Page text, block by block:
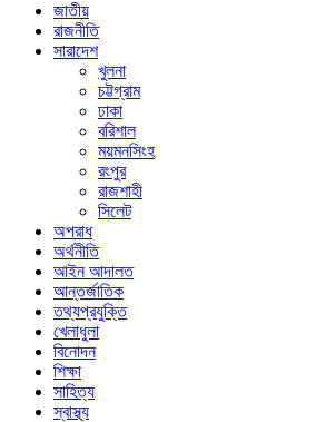
জাতীয়
রাজনীতি
সারাদেশ
খুলনা
চট্টগ্রাম
ঢাকা
বরিশাল
ময়মনসিংহ
রংপুর
রাজশাহী
সিলেট
অপরাধ
অর্থনীতি
আইন আদালত
আন্তর্জাতিক
তথ্যপ্রযুক্তি
খেলাধুলা
বিনোদন
শিক্ষা
সাহিত্য
স্বাস্থ্য